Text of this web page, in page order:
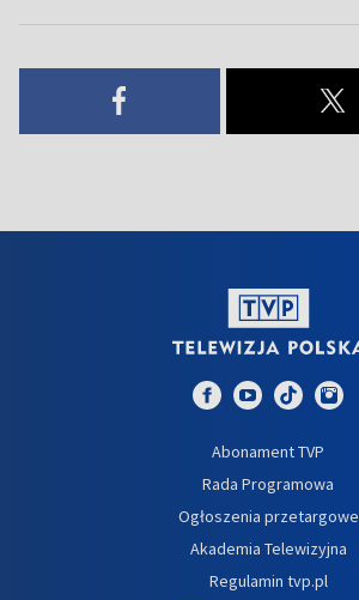
Abonament TVP
Rada Programowa
Ogłoszenia przetargowe
Akademia Telewizyjna
Regulamin tvp.pl